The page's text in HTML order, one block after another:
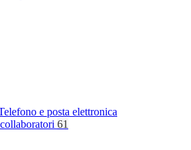
e posta elettronica
61